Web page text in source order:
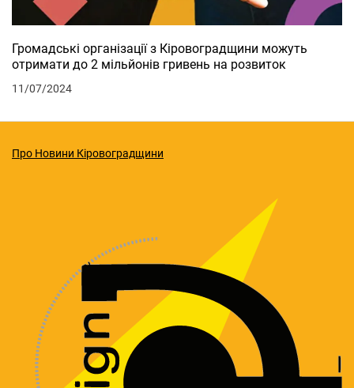
Громадські організації з Кіровоградщини можуть
отримати до 2 мільйонів гривень на розвиток
11/07/2024
Про Новини Кіровоградщини